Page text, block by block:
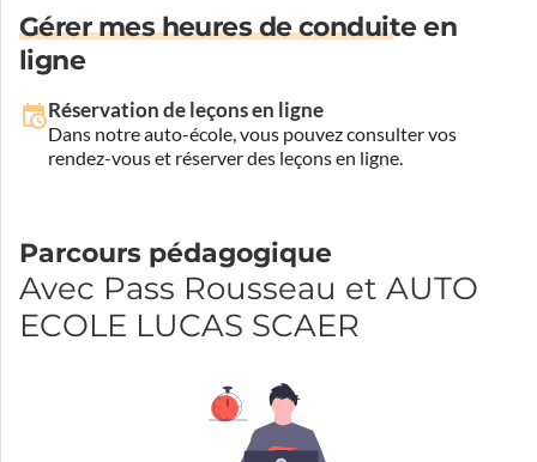
Gérer mes heures de conduite en
ligne
Réservation de leçons en ligne
Dans notre auto-école, vous pouvez consulter vos
rendez-vous et réserver des leçons en ligne.
Parcours pédagogique
Avec Pass Rousseau et AUTO
ECOLE LUCAS SCAER